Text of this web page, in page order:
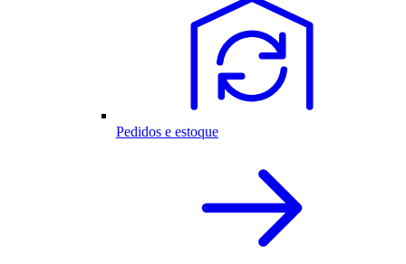
Pedidos e estoque